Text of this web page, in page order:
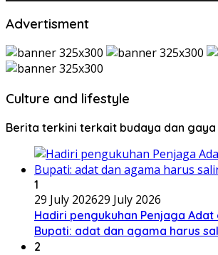
Advertisment
Culture and lifestyle
Berita terkini terkait budaya dan gaya
1
29 July 202629 July 2026
Hadiri pengukuhan Penjaga Adat
Bupati: adat dan agama harus
2